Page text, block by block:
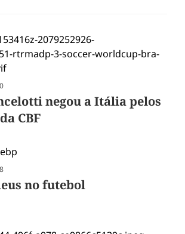
negou a Itália pelos
CBF
no futebol